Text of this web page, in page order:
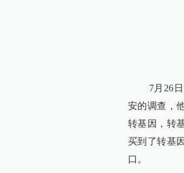
7月26日，
安的调查，
转基因，转
买到了转基
口。